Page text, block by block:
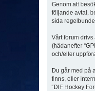
Genom att
följande avtal,
sida
Vårt forum drivs
(hädanefter
och/eller
Du går med på
finns, eller
“DIF Hockey